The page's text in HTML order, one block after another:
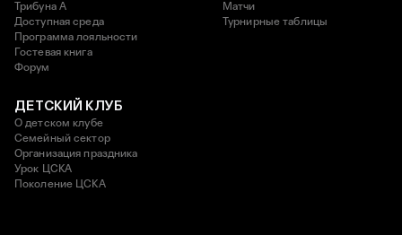
Трибуна А
Доступная среда
Программа лояльности
Гостевая книга
Форум
Матчи
Турнирные таблицы
ДЕТСКИЙ КЛУБ
О детском клубе
Семейный сектор
Организация праздника
Урок ЦСКА
Поколение ЦСКА